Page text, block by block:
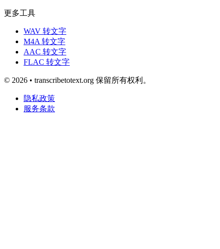
更多工具
WAV 转文字
M4A 转文字
AAC 转文字
FLAC 转文字
© 2026 • transcribetotext.org 保留所有权利。
隐私政策
服务条款